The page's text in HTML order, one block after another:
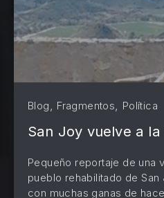
Blog, Fragmentos, Política
San Joy vuelve a la
Pequeño reportaje de una
pueblo rehabilitado de
con muchas ganas de